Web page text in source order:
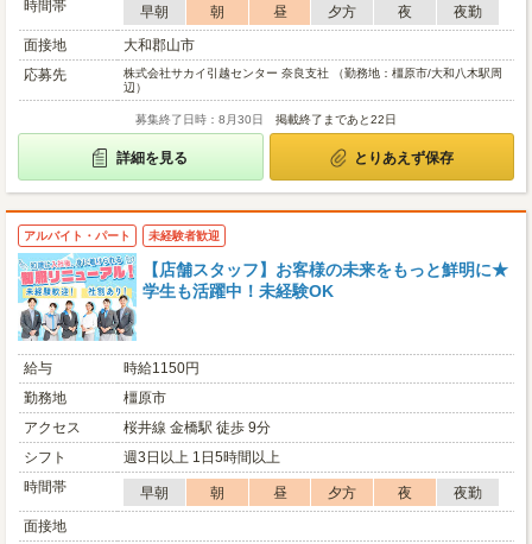
時間帯 早朝 朝 昼 夕方 夜
夜勤
面接地
大和郡山市
応募先
株式会社サカイ引越センター 奈良支社 （勤務地：橿原市/大和八木駅周
辺）
募集終了日時：8月30日 掲載終了まであと22日
詳細を見る とりあえず保存
アルバイト・パート 未経験者歓迎
【店舗スタッフ】お客様の未来をもっと鮮明に★
学生も活躍中！未経験OK
給与
時給1150円
勤務地
橿原市
アクセス
桜井線 金橋駅 徒歩 9分
シフト
週3日以上 1日5時間以上
時間帯
早朝 朝 昼 夕方 夜
夜勤
面接地